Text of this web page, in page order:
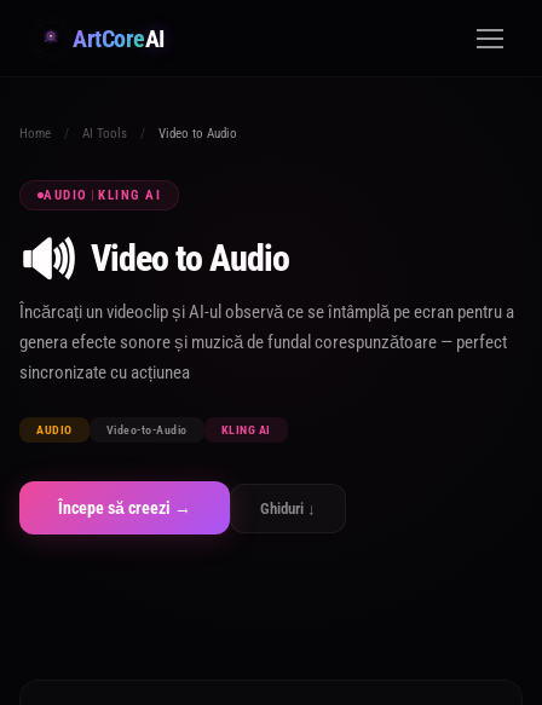
ArtCoreAI
Home / AI Tools / Video to Audio
AUDIO | KLING AI
🔊 Video to Audio
Încărcați un videoclip și AI-ul observă ce se întâmplă pe ecran pentru a
genera efecte sonore și muzică de fundal corespunzătoare — perfect
sincronizate cu acțiunea
AUDIO Video-to-Audio KLING AI
Începe să creezi → Ghiduri ↓